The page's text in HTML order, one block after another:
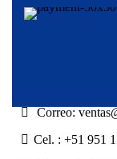
Correo:
Cel. : +51 951